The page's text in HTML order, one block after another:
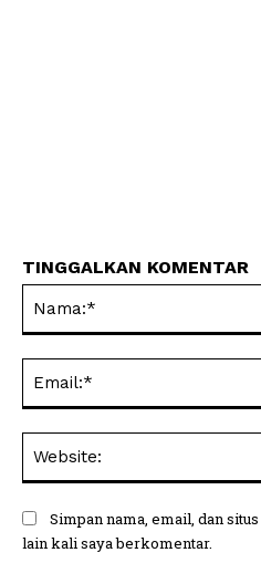
TINGGALKAN KOMENTAR
Simpan nama, email, dan
lain kali saya berkomentar.